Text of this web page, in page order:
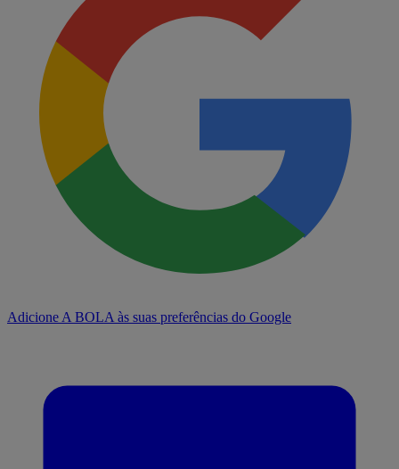
Adicione A BOLA às suas preferências do Google